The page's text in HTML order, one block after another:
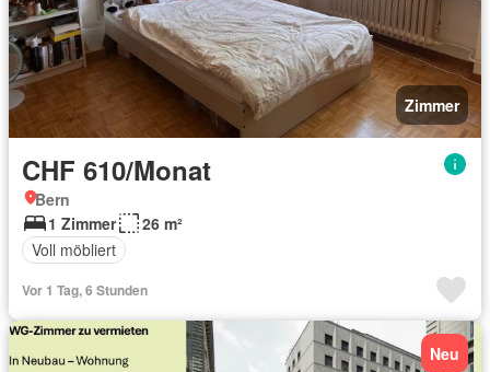
Zimmer
CHF 610/Monat
Bern
1 Zimmer
26 m²
Voll möbliert
Vor 1 Tag, 6 Stunden
Neu